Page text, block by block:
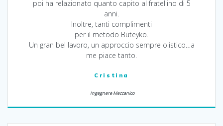
poi ha relazionato quanto capito al fratellino di 5
anni.
Inoltre, tanti complimenti
per il metodo Buteyko.
Un gran bel lavoro, un approccio sempre olistico…a
me piace tanto.
Cristina
Ingegnere Meccanico